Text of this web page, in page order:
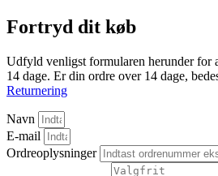
Fortryd dit køb
Udfyld venligst formularen herunder for
14 dage. Er din ordre over 14 dage,
Returnering
Navn
E-mail
Ordreoplysninger